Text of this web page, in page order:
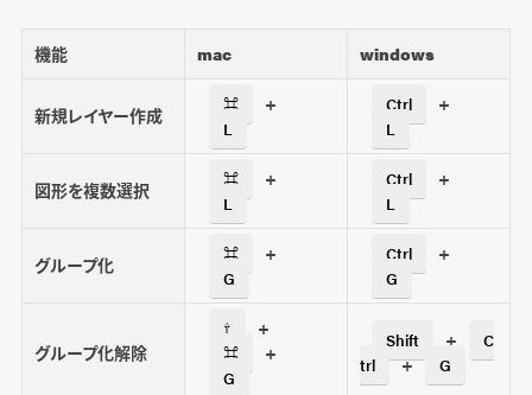
機能 mac windows
新規レイヤー作成 ⌘ +
L
Ctrl +
L
図形を複数選択 ⌘ +
L
Ctrl +
L
グループ化 ⌘ +
G
Ctrl +
G
グループ化解除
⇧ +
⌘ +
G
Shift +
C
trl
+ G